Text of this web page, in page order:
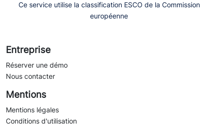
Ce service utilise la classification ESCO de la Commission
européenne
Entreprise
Réserver une démo
Nous contacter
Mentions
Mentions légales
Conditions d'utilisation